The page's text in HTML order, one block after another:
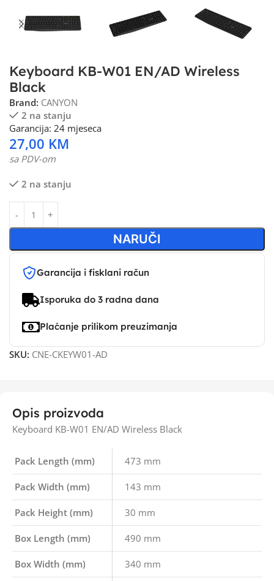
Keyboard KB-W01 EN/AD Wireless
Black
Brand: CANYON
2 na stanju
Garancija: 24 mjeseca
27,00 KM
sa PDV-om
2 na stanju
NARUČI
Garancija i fisklani račun
Isporuka do 3 radna dana
Plaćanje prilikom preuzimanja
SKU: CNE-CKEYW01-AD
Opis proizvoda
Keyboard KB-W01 EN/AD Wireless Black
Pack Length (mm) 473 mm
Pack Width (mm) 143 mm
Pack Height (mm) 30 mm
Box Length (mm) 490 mm
Box Width (mm) 340 mm